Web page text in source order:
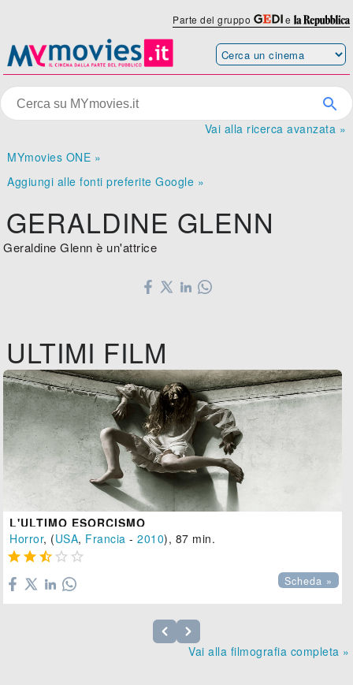
Parte del gruppo e
Vai alla ricerca avanzata »
MYmovies ONE »
Aggiungi alle fonti preferite Google »
GERALDINE GLENN
Geraldine Glenn è un'attrice
ULTIMI FILM
L'ULTIMO ESORCISMO
Horror, (USA, Francia -2010), 87 min.
    
Scheda »
Vai alla filmografia completa »